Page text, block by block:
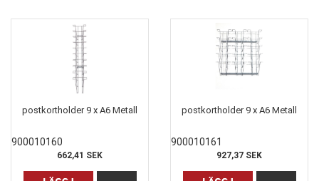
postkortholder 9 x A6 Metall
900010160
662,41 SEK
postkortholder 9 x A6 Metall
900010161
927,37 SEK